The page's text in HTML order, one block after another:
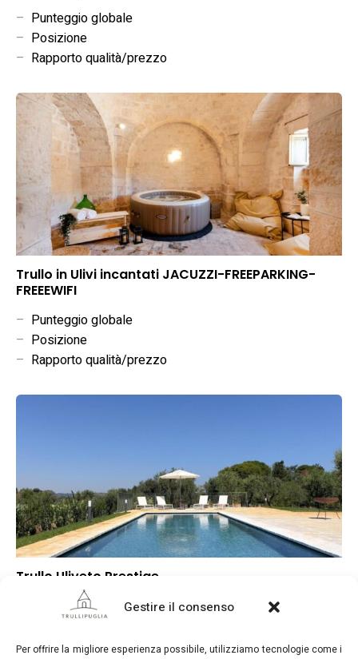
Gestire il consenso
Per offrire la migliore esperienza possibile, utilizziamo tecnologie come i
– Punteggio globale
– Posizione
– Rapporto qualità/prezzo
Trullo in Ulivi incantati JACUZZI-FREEPARKING-
FREEEWIFI
– Punteggio globale
– Posizione
– Rapporto qualità/prezzo
Trullo Uliveto Prestige
Punteggio globale
–Rapporto qualità/prezzo